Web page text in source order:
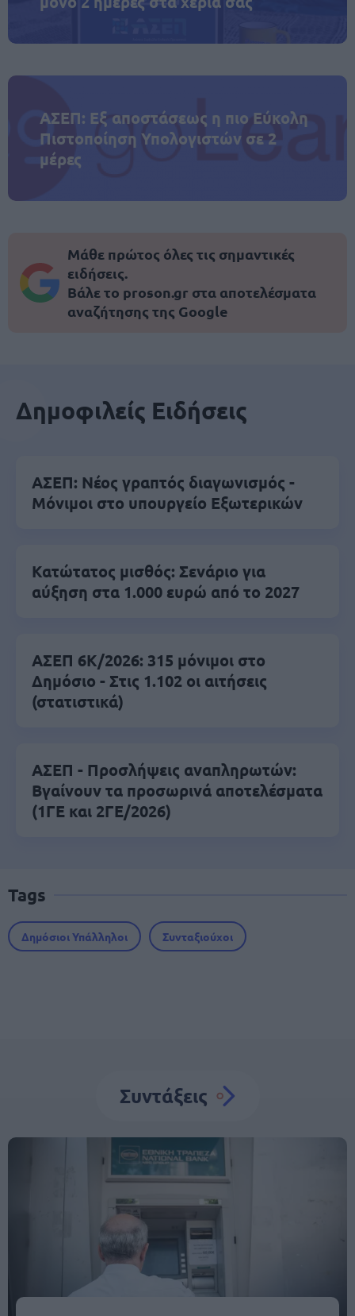
ΑΣΕΠ: Εξ αποστάσεως η πιο Εύκολη
Πιστοποίηση Υπολογιστών σε 2
μέρες
Μάθε πρώτος όλες τις σημαντικές
ειδήσεις.
Βάλε το proson.gr στα αποτελέσματα
αναζήτησης της Google
Δημοφιλείς Ειδήσεις
ΑΣΕΠ: Νέος γραπτός διαγωνισμός -
Μόνιμοι στο υπουργείο Εξωτερικών
Κατώτατος μισθός: Σενάριο για
αύξηση στα 1.000 ευρώ από το 2027
ΑΣΕΠ 6Κ/2026: 315 μόνιμοι στο
Δημόσιο - Στις 1.102 οι αιτήσεις
(στατιστικά)
ΑΣΕΠ - Προσλήψεις αναπληρωτών:
Βγαίνουν τα προσωρινά αποτελέσματα
(1ΓΕ και 2ΓΕ/2026)
Tags
Δημόσιοι Υπάλληλοι Συνταξιούχοι
Συντάξεις